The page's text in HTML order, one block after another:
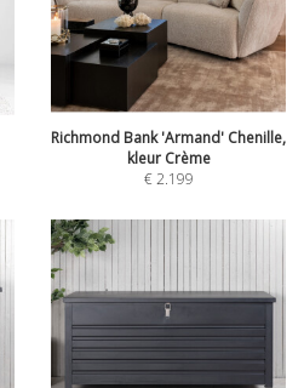
Richmond Bank 'Armand' Chenille,
kleur Crème
€2.199